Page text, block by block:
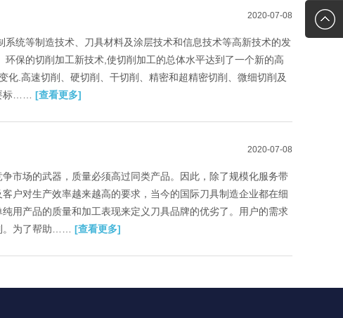
2020-07-08
统等制造技术、刀具材料及涂层技术和信息技术等高新技术的发
环保的切削加工新技术,使切削加工的总体水平达到了一个新的高
化.高速切削、硬切削、干切削、精密和超精密切削、微细切削及
标…… [查看更多]
2020-07-08
市场的武器，质量必须高过同类产品。因此，除了规模化服务带
户对生产效率越来越高的要求，当今的国际刀具制造企业都在细
用产品的质量和加工表现来定义刀具品牌的优劣了。用户的需求
。为了帮助…… [查看更多]